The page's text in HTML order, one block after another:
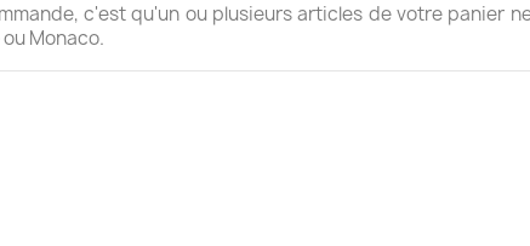
c'est qu'un ou plusieurs articles de votre panier
Monaco.